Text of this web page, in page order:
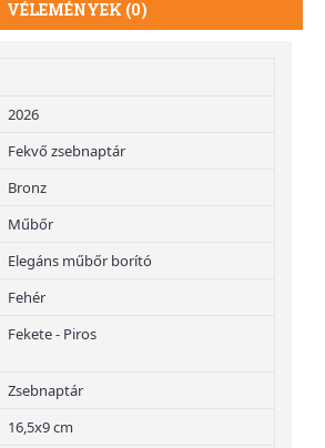
VÉLEMÉNYEK (0)
2026
Fekvő zsebnaptár
Bronz
Műbőr
Elegáns műbőr borító
Fehér
Fekete - Piros
Zsebnaptár
16,5x9 cm